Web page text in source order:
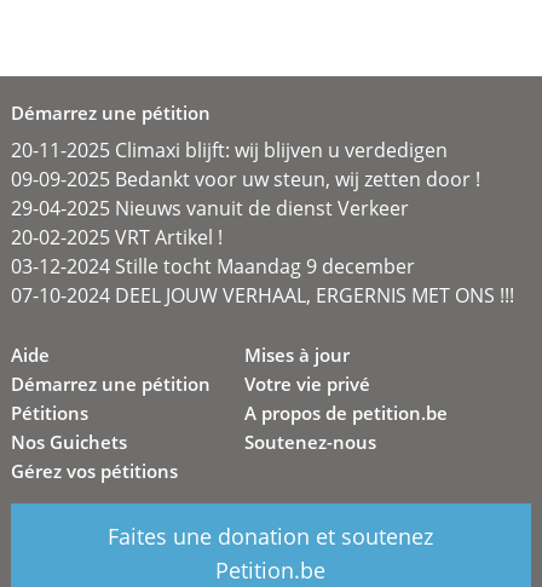
Démarrez une pétition
20-11-2025 Climaxi blijft: wij blijven u verdedigen
09-09-2025 Bedankt voor uw steun, wij zetten door !
29-04-2025 Nieuws vanuit de dienst Verkeer
20-02-2025 VRT Artikel !
03-12-2024 Stille tocht Maandag 9 december
07-10-2024 DEEL JOUW VERHAAL, ERGERNIS MET ONS !!!
Aide
Démarrez une pétition
Pétitions
Nos Guichets
Gérez vos pétitions
Mises à jour
Votre vie privé
A propos de petition.be
Soutenez-nous
Faites une donation et soutenez
Petition.be